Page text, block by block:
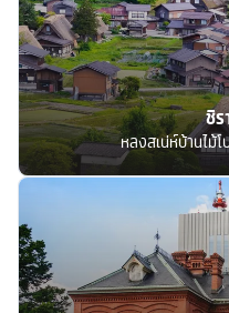
ชิร
หลงสเน่ห์บ้านไม้